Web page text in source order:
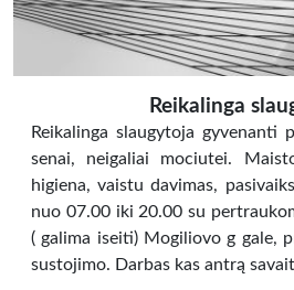
Reikalinga
Reikalinga slaugytoja gyvenanti
senai, neigaliai mociutei.
higiena, vaistu davimas,
nuo 07.00 iki 20.00 su
( galima iseiti) Mogiliovo g gale,
sustojimo. Darbas kas antrą